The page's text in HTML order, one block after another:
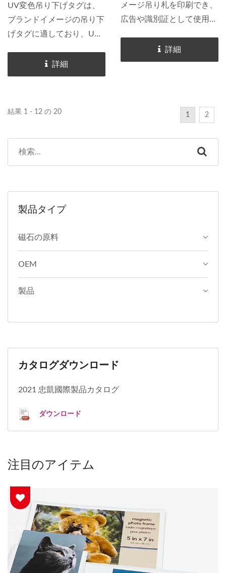
UV変色吊り下げタグは、
ブランドイメージの吊り下
げタグに適しており、UV
する機能を備えています。
UV色変化エレベーターカ
ージを印刷するだけでな
ンとしても使用できます。
リマインダーまたはプロモ
マークを付けます。
詳細
メージ吊り札を印刷でき、
広告や識別証として使用さ
は、会社の識別証として使
用するのに適しており、簡
用しており、会社のイメー
使用でき、小さな注意書き
詳細
結果 1 - 12 の 20 1 2
製品タイプ
磁石の原料
OEM
製品
カタログダウンロード
2021 忠凱國際製品カタログ
ダウンロード
注目のアイテム